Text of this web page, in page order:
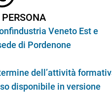
Veneto Est e
di Pordenone
dell’attività
disponibile in versione